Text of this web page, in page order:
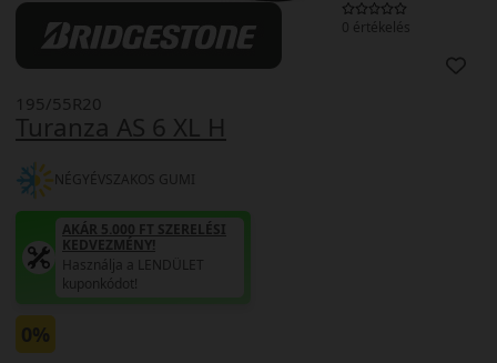
0 értékelés
Turanza AS 6 XL H
195/55R20
NÉGYÉVSZAKOS GUMI
AKÁR 5.000 FT SZERELÉSI
KEDVEZMÉNY!
Használja a LENDÜLET
kuponkódot!
0%